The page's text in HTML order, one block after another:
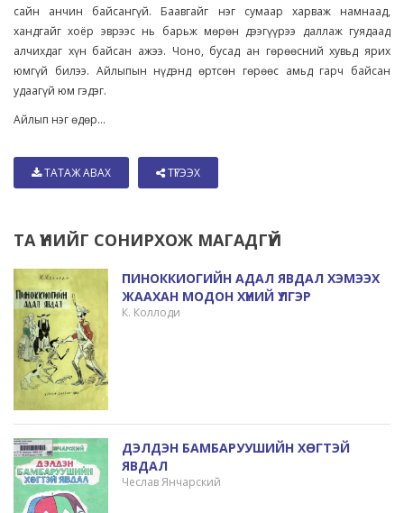
сайн анчин байсангүй. Баавгайг нэг сумаар харваж намнаад,
хандгайг хоёр эврээс нь барьж мөрөн дээгүүрээ даллаж гуядаад
алчихдаг хүн байсан ажээ. Чоно, бусад ан гөрөөсний хувьд ярих
юмгүй билээ. Айлыпын нүдэнд өртсөн гөрөөс амьд гарч байсан
удаагүй юм гэдэг.
Айлып нэг өдөр...
ТАТАЖ АВАХ ТҮГЭЭХ
ТА ҮҮНИЙГ СОНИРХОЖ МАГАДГҮЙ
ПИНОККИОГИЙН АДАЛ ЯВДАЛ ХЭМЭЭХ
ЖААХАН МОДОН ХҮНИЙ ҮЛГЭР
К. Коллоди
ДЭЛДЭН БАМБАРУУШИЙН ХӨГТЭЙ
ЯВДАЛ
Чеслав Янчарский